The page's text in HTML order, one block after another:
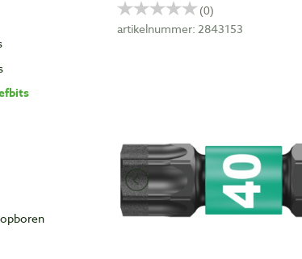
artikelnummer: 2843153